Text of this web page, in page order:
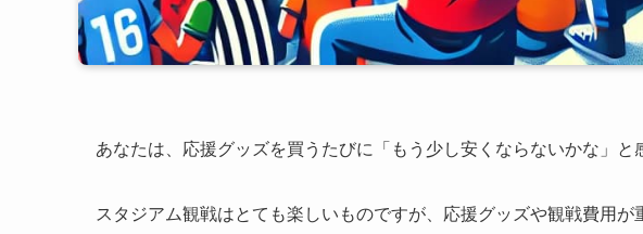
あなたは、応援グッズを買うたびに「もう少し安くならないかな」と
スタジアム観戦はとても楽しいものですが、応援グッズや観戦費用